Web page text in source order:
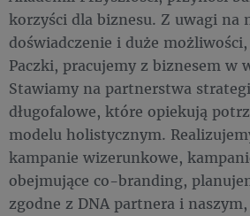
korzyści dla biznesu. Z uwagi na
doświadczenie i duże
Paczki, pracujemy z biznesem w
Stawiamy na partnerstwa
długofalowe, które opiekują
modelu holistycznym.
kampanie wizerunkowe,
obejmujące co-branding,
zgodne z DNA partnera i